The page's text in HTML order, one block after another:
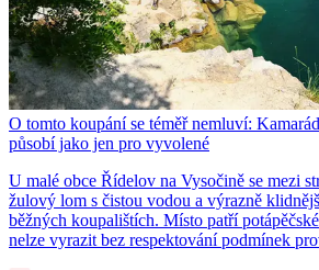
O tomto koupání se téměř nemluví:
působí jako jen pro vyvolené
U malé obce Řídelov na Vysočině se mezi
žulový lom s čistou vodou a výrazně
běžných koupalištích. Místo patří
nelze vyrazit bez respektování podmínek